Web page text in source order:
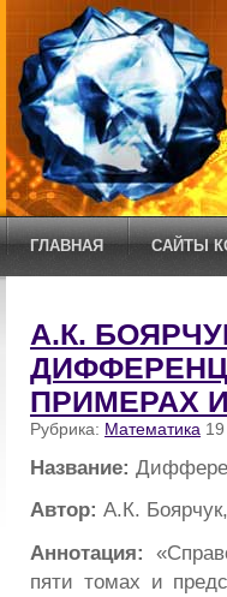
ГЛАВНАЯ САЙТЫ
А.К.
ПРИМЕРАХ
Рубрика: Математика
Название:
Автор: А.К.
Аннотация:
пяти томах и